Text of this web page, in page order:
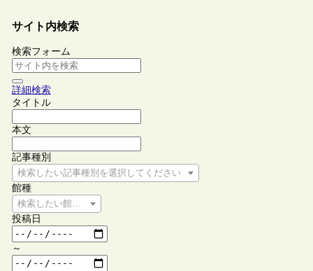
サイト内検索
検索フォーム
詳細検索
タイトル
本文
記事種別
検索したい記事種別を選択してください
館種
検索したい館種を選択してください
投稿日
～